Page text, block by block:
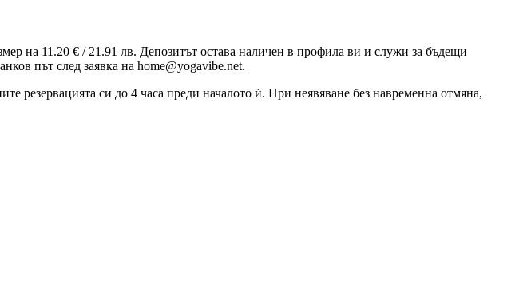
на 11.20 € / 21.91 лв. Депозитът остава наличен в профила ви и служи за бъдещи
път след заявка на home@yogavibe.net.
резервацията си до 4 часа преди началото ѝ. При неявяване без навременна отмяна,